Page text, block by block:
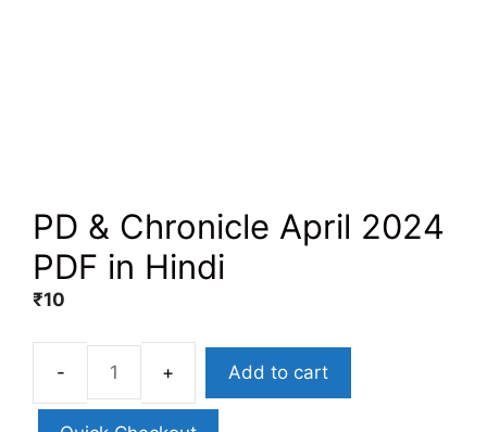
PD & Chronicle April 2024
PDF in Hindi
₹10
Add to cart